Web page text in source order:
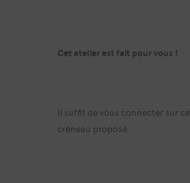
Cet atelier est fait pour vous !
Il suffit de vous connecter sur ce
créneau proposé.